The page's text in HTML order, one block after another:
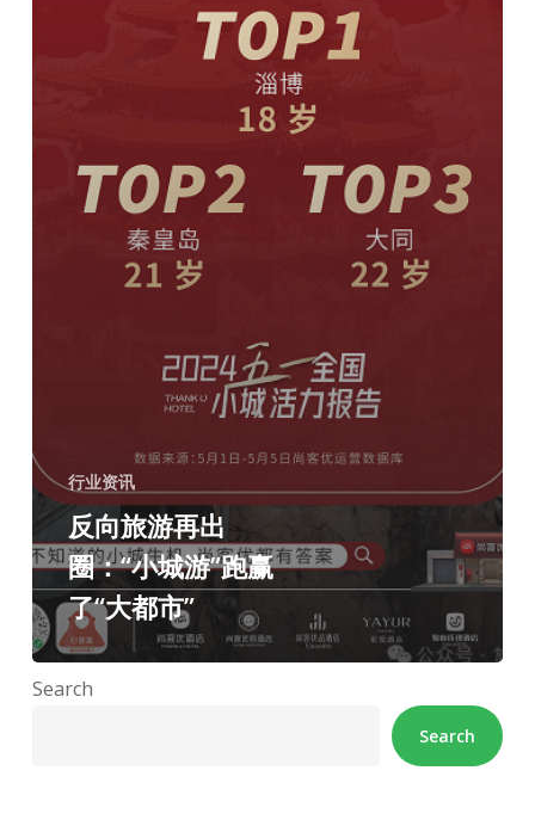
行业资讯
反向旅游再出
圈：“小城游”跑赢
了“大都市”
Search
Search